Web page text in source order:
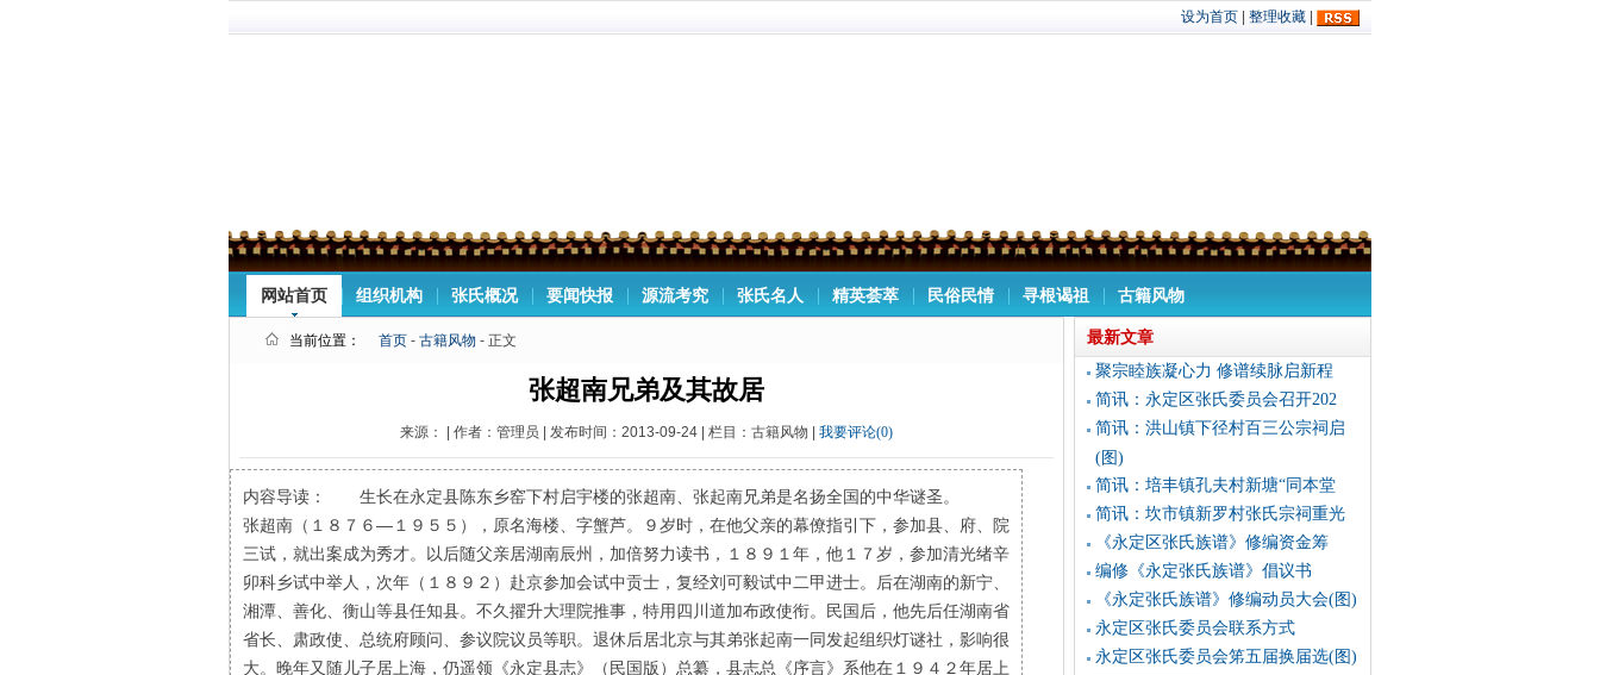
设为首页 整理收藏
网站首页 组织机构 张氏概况 要闻快报 源流考究 张氏名人 精英荟萃 民俗民情 寻根谒祖 古籍风物
当前位置： 首页 - 古籍风物 - 正文
张超南兄弟及其故居
来源： | 作者：管理员 | 发布时间：2013-09-24 | 栏目：古籍风物 | 我要评论(0)
内容导读： 生长在永定县陈东乡窑下村启宇楼的张超南、张起南兄弟是名扬全国的中华谜圣。
张超南（１８７６—１９５５），原名海楼、字蟹芦。９岁时，在他父亲的幕僚指引下，参加县、府、院
三试，就出案成为秀才。以后随父亲居湖南辰州，加倍努力读书，１８９１年，他１７岁，参加清光绪辛
卯科乡试中举人，次年（１８９２）赴京参加会试中贡士，复经刘可毅试中二甲进士。后在湖南的新宁、
湘潭、善化、衡山等县任知县。不久擢升大理院推事，特用四川道加布政使衔。民国后，他先后任湖南省
省长、肃政使、总统府顾问、参议院议员等职。退休后居北京与其弟张起南一同发起组织灯谜社，影响很
大。晚年又随儿子居上海，仍遥领《永定县志》（民国版）总纂，县志总《序言》系他在１９４２年居上
最新文章
聚宗睦族凝心力 修谱续脉启新程
简讯：永定区张氏委员会召开202
简讯：洪山镇下径村百三公宗祠启
(图)
简讯：培丰镇孔夫村新塘“同本堂
简讯：坎市镇新罗村张氏宗祠重光
《永定区张氏族谱》修编资金筹
编修《永定张氏族谱》倡议书
《永定张氏族谱》修编动员大会(图)
永定区张氏委员会联系方式
永定区张氏委员会笫五届换届选(图)